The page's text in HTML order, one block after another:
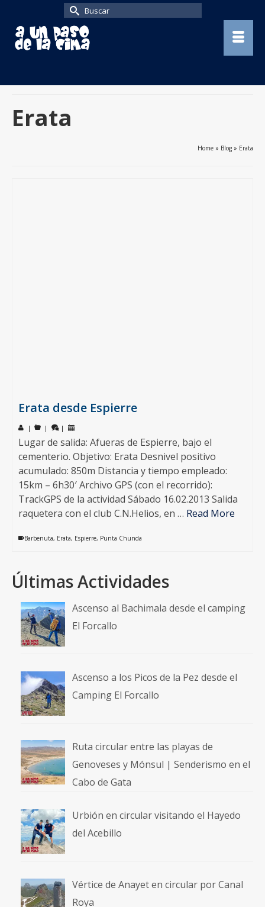
Buscar
por:
Erata
Home » Blog » Erata
Erata desde Espierre
| | |
Lugar de salida: Afueras de Espierre, bajo el
cementerio. Objetivo: Erata Desnivel positivo
acumulado: 850m Distancia y tiempo empleado:
15km – 6h30′ Archivo GPS (con el recorrido):
TrackGPS de la actividad Sábado 16.02.2013 Salida
raquetera con el club C.N.Helios, en … Read More
Barbenuta, Erata, Espierre, Punta Chunda
Últimas Actividades
Ascenso al Bachimala desde el camping
El Forcallo
Ascenso a los Picos de la Pez desde el
Camping El Forcallo
Ruta circular entre las playas de
Genoveses y Mónsul | Senderismo en el
Cabo de Gata
Urbión en circular visitando el Hayedo
del Acebillo
Vértice de Anayet en circular por Canal
Roya